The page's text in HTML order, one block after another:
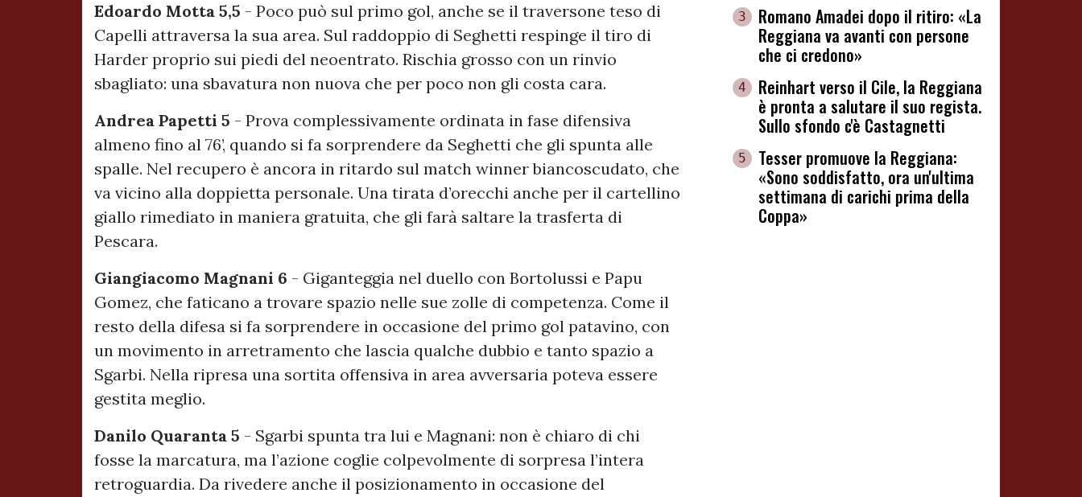
Edoardo Motta 5,5 - Poco può sul primo gol, anche se il traversone teso di
Capelli attraversa la sua area. Sul raddoppio di Seghetti respinge il tiro di
Harder proprio sui piedi del neoentrato. Rischia grosso con un rinvio
sbagliato: una sbavatura non nuova che per poco non gli costa cara.
Andrea Papetti 5 - Prova complessivamente ordinata in fase difensiva
almeno fino al 76’, quando si fa sorprendere da Seghetti che gli spunta alle
spalle. Nel recupero è ancora in ritardo sul match winner biancoscudato, che
va vicino alla doppietta personale. Una tirata d’orecchi anche per il cartellino
giallo rimediato in maniera gratuita, che gli farà saltare la trasferta di
Pescara.
Giangiacomo Magnani 6 - Giganteggia nel duello con Bortolussi e Papu
Gomez, che faticano a trovare spazio nelle sue zolle di competenza. Come il
resto della difesa si fa sorprendere in occasione del primo gol patavino, con
un movimento in arretramento che lascia qualche dubbio e tanto spazio a
Sgarbi. Nella ripresa una sortita offensiva in area avversaria poteva essere
gestita meglio.
Danilo Quaranta 5 - Sgarbi spunta tra lui e Magnani: non è chiaro di chi
fosse la marcatura, ma l’azione coglie colpevolmente di sorpresa l’intera
retroguardia. Da rivedere anche il posizionamento in occasione del
3
Romano Amadei dopo il ritiro: «La
Reggiana va avanti con persone
che ci credono»
4
Reinhart verso il Cile, la Reggiana
è pronta a salutare il suo regista.
Sullo sfondo c'è Castagnetti
5
Tesser promuove la Reggiana:
«Sono soddisfatto, ora un'ultima
settimana di carichi prima della
Coppa»